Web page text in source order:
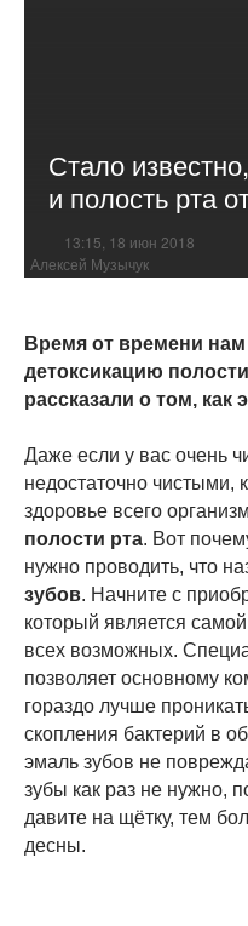
Стало
и полость рта
13:15, 18 июн 2018
Алексей Музычук
Время от времени
детоксикацию
рассказали о том, как
Даже если у вас очень
недостаточно чистыми,
здоровье всего
полости рта. Вот
нужно проводить, что
зубов. Начните с
который является
всех возможных.
позволяет основному
гораздо лучше
скопления бактерий в
эмаль зубов не
зубы как раз не нужно,
давите на щётку, тем
десны.